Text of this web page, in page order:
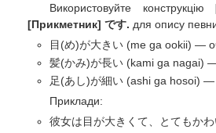
Використовуйте конструкцію
[Прикметник] です. для опису
目(め)が大きい (me ga ookii) —
髪(かみ)が長い (kami ga nagai) —
足(あし)が細い (ashi ga hosoi) —
Приклади:
彼女は目が大きくて、とてもか